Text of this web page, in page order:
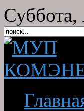
Суббота,